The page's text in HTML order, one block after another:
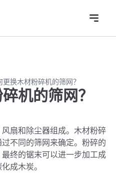
更换木材粉碎机的筛网？
机的筛网？
扇和除尘器组成。木材粉碎
不同的筛网来确定。粉碎的
终的锯末可以进一步加工成
成木炭。